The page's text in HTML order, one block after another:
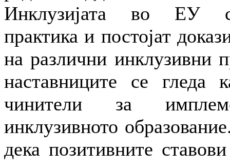
Инклузијата во ЕУ
практика и постојат
на различни инклузивни
наставниците се гледа
чинители за
инклузивното
дека позитивните